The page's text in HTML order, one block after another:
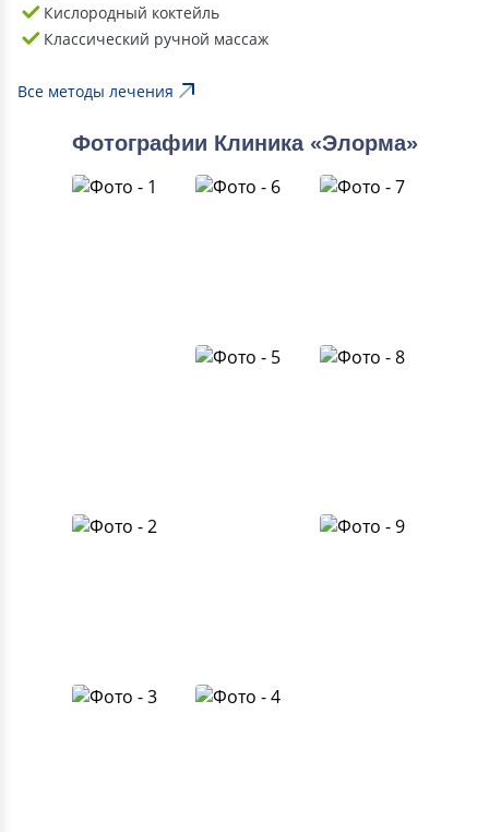
Кислородный коктейль
Классический ручной массаж
Все методы лечения
Фотографии Клиника «Элорма»